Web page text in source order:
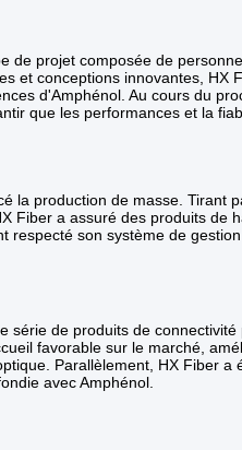
de projet composée de
et conceptions innovantes, HX
d'Amphénol. Au cours du
que les performances et la
la production de masse. Tirant
Fiber a assuré des produits de
respecté son système de
série de produits de
favorable sur le marché,
Parallèlement, HX Fiber a
avec Amphénol.